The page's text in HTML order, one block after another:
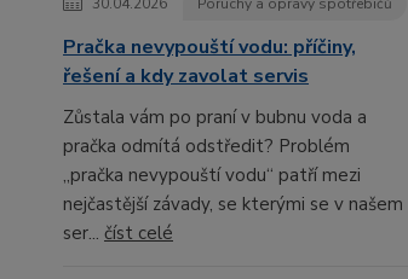
30.04.2026 Poruchy a opravy spotřebičů
Pračka nevypouští vodu: příčiny,
řešení a kdy zavolat servis
Zůstala vám po praní v bubnu voda a
pračka odmítá odstředit? Problém
„pračka nevypouští vodu“ patří mezi
nejčastější závady, se kterými se v našem
ser... číst celé